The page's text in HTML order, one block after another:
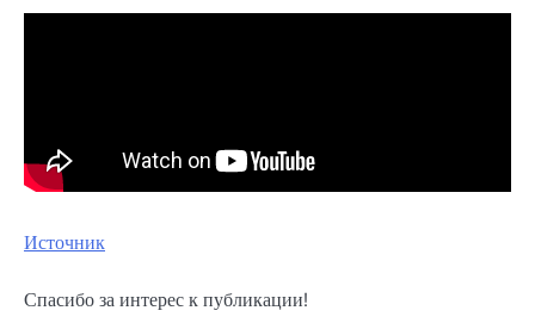
Источник
Спасибо за интерес к публикации!